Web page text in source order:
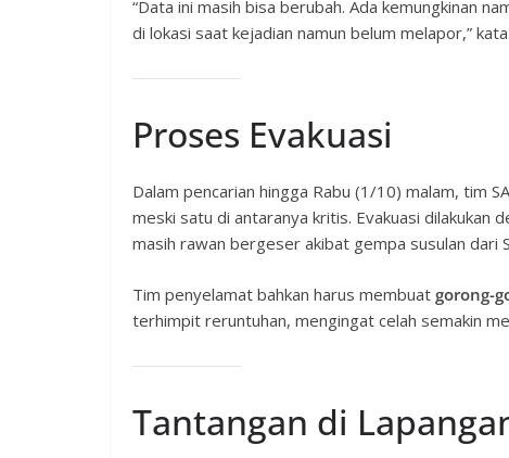
“Data ini masih bisa berubah. Ada kemungkinan
di lokasi saat kejadian namun belum melapor,”
Proses Evakuasi
Dalam pencarian hingga Rabu (1/10) malam, tim
meski satu di antaranya kritis. Evakuasi dilakukan
masih rawan bergeser akibat gempa susulan dari
Tim penyelamat bahkan harus membuat gorong-
terhimpit reruntuhan, mengingat celah semakin
Tantangan di